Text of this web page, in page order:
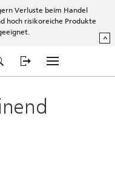
Verluste beim Handel
hoch risikoreiche Produkte
^